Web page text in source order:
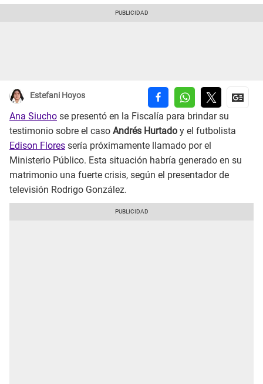
Estefani Hoyos
Ana Siucho se presentó en la Fiscalía para brindar su
testimonio sobre el caso Andrés Hurtado y el futbolista
Edison Flores sería próximamente llamado por el
Ministerio Público. Esta situación habría generado en su
matrimonio una fuerte crisis, según el presentador de
televisión Rodrigo González.